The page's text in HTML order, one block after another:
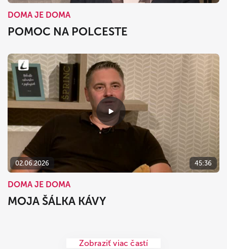
DOMA JE DOMA
POMOC NA POLCESTE
02.06.2026 45:36
DOMA JE DOMA
MOJA ŠÁLKA KÁVY
Zobraziť viac častí